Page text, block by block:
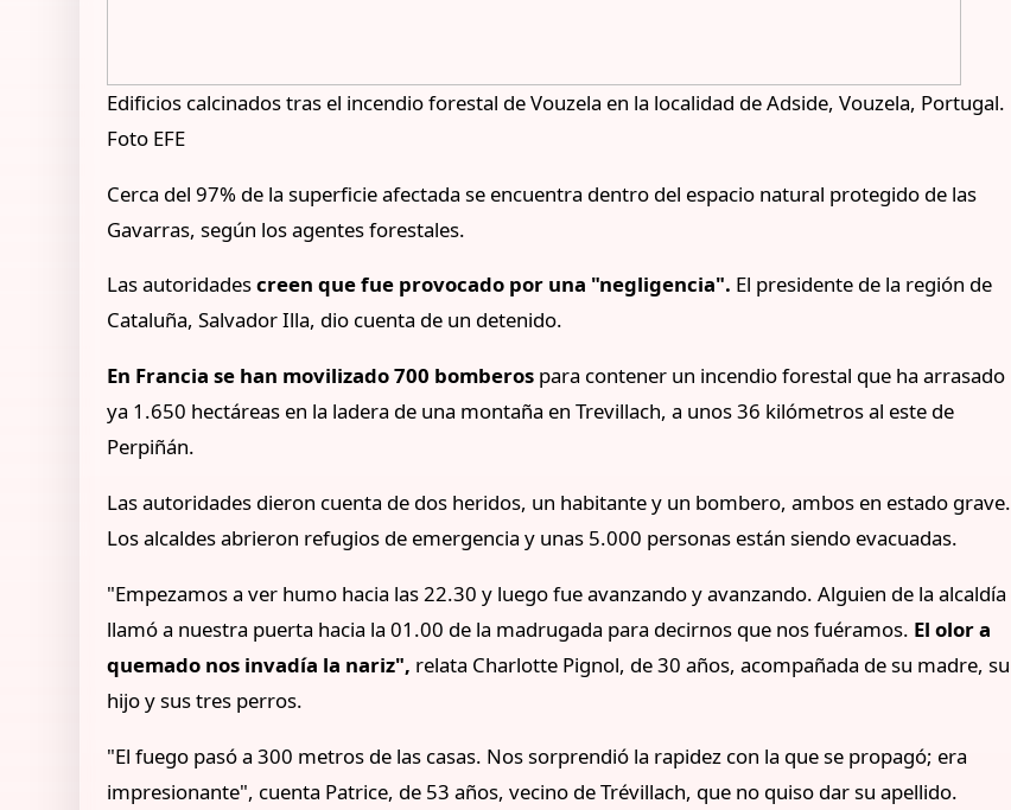
Edificios calcinados tras el incendio forestal de Vouzela en la localidad de Adside, Vouzela, Portugal.
Foto EFE
Cerca del 97% de la superficie afectada se encuentra dentro del espacio natural protegido de las
Gavarras, según los agentes forestales.
Las autoridadescreen que fue provocado por una "negligencia". El presidente de la región de
Cataluña, Salvador Illa, dio cuenta de un detenido.
En Francia se han movilizado 700 bomberos para contener un incendio forestal que ha arrasado
ya 1.650 hectáreas en la ladera de una montaña en Trevillach, a unos 36 kilómetros al este de
Perpiñán.
Las autoridades dieron cuenta de dos heridos, un habitante y un bombero, ambos en estado grave.
Los alcaldes abrieron refugios de emergencia y unas 5.000 personas están siendo evacuadas.
"Empezamos a ver humo hacia las 22.30 y luego fue avanzando y avanzando. Alguien de la alcaldía
llamó a nuestra puerta hacia la 01.00 de la madrugada para decirnos que nos fuéramos. El olor a
quemado nos invadía la nariz", relata Charlotte Pignol, de 30 años, acompañada de su madre, su
hijo y sus tres perros.
"El fuego pasó a 300 metros de las casas. Nos sorprendió la rapidez con la que se propagó; era
impresionante", cuenta Patrice, de 53 años, vecino de Trévillach, que no quiso dar su apellido.